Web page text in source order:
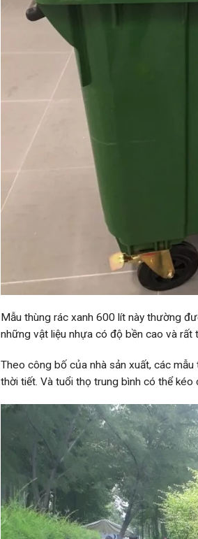
Mẫu thùng rác xanh 600 lít này thường
những vật liệu nhựa có độ bền cao và rất
Theo công bố của nhà sản xuất, các
thời tiết. Và tuổi thọ trung bình có thể